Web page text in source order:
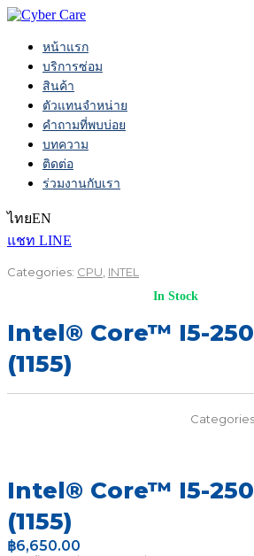
หน้าแรก
บริการซ่อม
สินค้า
ตัวแทนจำหน่าย
คำถามที่พบบ่อย
บทความ
ติดต่อ
ร่วมงานกับเรา
ไทยEN
แชท LINE
Categories: CPU INTEL
In Stock
Intel® Core™ I5-
(1155)
Intel® Core™ I5-
(1155)
฿6,650.00